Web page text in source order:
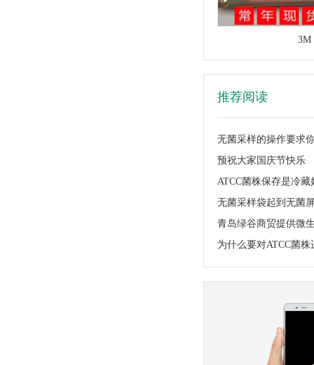
3M
推荐阅读
无菌采样的操作要求
预祝大家国庆节快乐
ATCC菌株保存是冷
无菌采样袋起到无菌
青岛绿谷商贸提供微